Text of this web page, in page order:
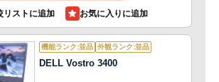
リストに追加
機能ランク:並品 外観ランク:並品
DELL Vostro 3400